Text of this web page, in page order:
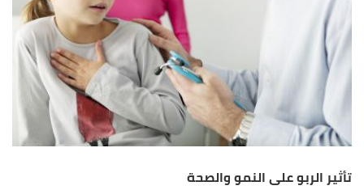
تأثير الربو على النمو والصحة